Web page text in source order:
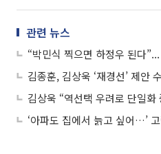
관련 뉴스
김종훈, 김상욱 ‘재경선’ 제안
‘아파도 집에서 늙고 싶어…’